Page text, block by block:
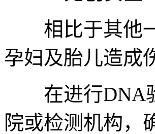
相比于其他一
孕妇及胎儿造成
在进行DNA验
院或检测机构，